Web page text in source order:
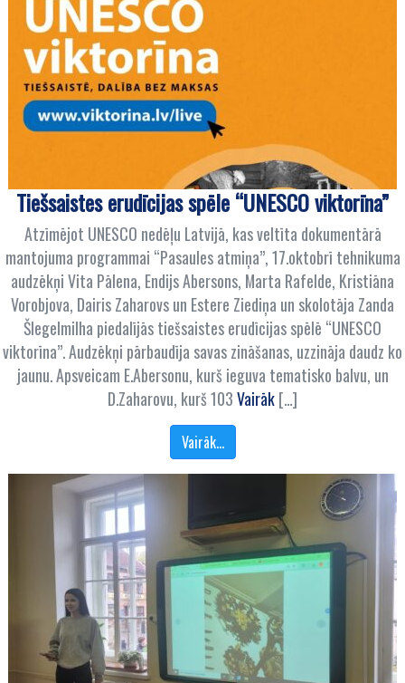
Tiešsaistes erudīcijas spēle “UNESCO viktorīna”
Atzīmējot UNESCO nedēļu Latvijā, kas veltīta dokumentārā
mantojuma programmai “Pasaules atmiņa”, 17.oktobrī tehnikuma
audzēkņi Vita Pālena, Endijs Abersons, Marta Rafelde, Kristiāna
Vorobjova, Dairis Zaharovs un Estere Ziediņa un skolotāja Zanda
Šlegelmilha piedalījās tiešsaistes erudīcijas spēlē “UNESCO
viktorīna”. Audzēkņi pārbaudīja savas zināšanas, uzzināja daudz ko
jaunu. Apsveicam E.Abersonu, kurš ieguva tematisko balvu, un
D.Zaharovu, kurš 103Vairāk[…]
Vairāk…